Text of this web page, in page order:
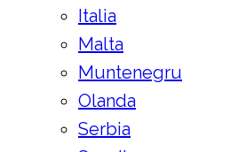
Italia
Malta
Muntenegru
Olanda
Serbia